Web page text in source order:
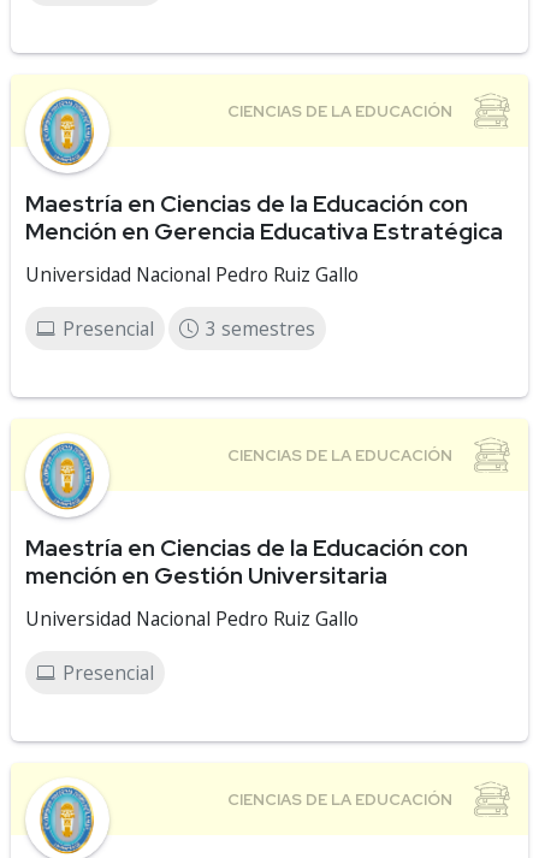
Maestría en Ciencias de la Educación con
Mención en Gerencia Educativa Estratégica
Universidad Nacional Pedro Ruiz Gallo
Presencial 3 semestres
Maestría en Ciencias de la Educación con
mención en Gestión Universitaria
Universidad Nacional Pedro Ruiz Gallo
Presencial